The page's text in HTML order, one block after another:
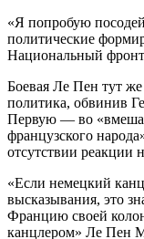
«Я попробую
политические
Национальный
Боевая Ле Пен тут
политика, обвинив
Первую — во
французского
отсутствии реакции
«Если немецкий
высказывания, это
Францию своей
канцлером» Ле Пен